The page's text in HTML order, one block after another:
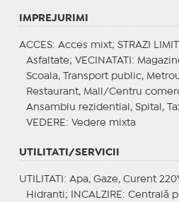
IMPREJURIMI
ACCES: Acces mixt; STRAZI
Asfaltate; VECINATATI :
Scoala, Transport public,
Restaurant, Mall/Centru
Ansamblu rezidential, Spital,
VEDERE : Vedere mixta
UTILITATI/SERVICII
UTILITATI : Apa, Gaze, Curent
Hidranti;
INCALZIRE : Centrală